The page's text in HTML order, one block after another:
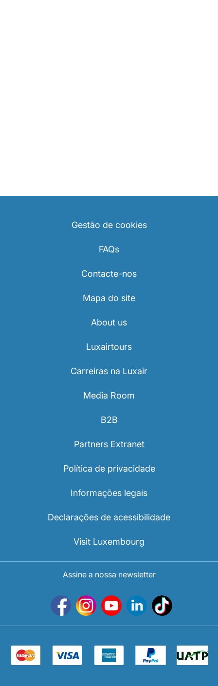
Gestão de cookies
FAQs
Contacte-nos
Mapa do site
About us
Luxairtours
Carreiras na Luxair
Media Room
B2B
Partners Extranet
Política de privacidade
Informações legais
Declarações de acessibilidade
Visit Luxembourg
Assine a nossa newsletter